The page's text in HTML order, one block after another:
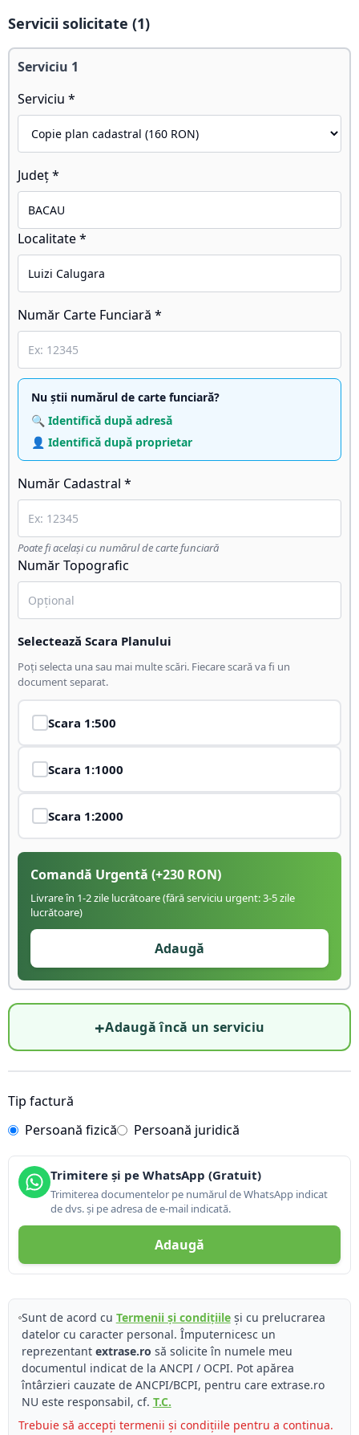
Servicii solicitate (1)
Serviciu 1
Serviciu *
Județ *
Localitate *
Număr Carte Funciară *
Nu știi numărul de carte funciară?
🔍 Identifică după adresă
👤 Identifică după proprietar
Număr Cadastral *
Poate fi același cu numărul de carte funciară
Număr Topografic
Selectează Scara Planului
Poți selecta una sau mai multe scări. Fiecare scară va fi un
document separat.
Scara 1:500
Scara 1:1000
Scara 1:2000
Comandă Urgentă (+230 RON)
Livrare în 1-2 zile lucrătoare (fără serviciu urgent: 3-5 zile
lucrătoare)
Adaugă
+Adaugă încă un serviciu
Tip factură
Persoană fizică
Persoană juridică
Trimitere și pe WhatsApp (Gratuit)
Trimiterea documentelor pe numărul de WhatsApp indicat
de dvs. și pe adresa de e-mail indicată.
Adaugă
Sunt de acord cu Termenii și condițiileși cu prelucrarea
datelor cu caracter personal. Împuternicesc un
reprezentant extrase.ro să solicite în numele meu
documentul indicat de la ANCPI / OCPI. Pot apărea
întârzieri cauzate de ANCPI/BCPI, pentru care extrase.ro
NU este responsabil, cf. T.C.
Trebuie să accepți termenii și condițiile pentru a continua.